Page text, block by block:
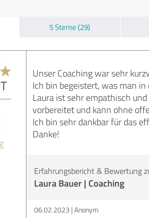
5 Sterne (29)
Unser Coaching war sehr
Ich bin begeistert, was man
Laura ist sehr empathisch
vorbereitet und kann ohne
Ich bin sehr dankbar für das
Danke!
Erfahrungsbericht & Bewertung
Laura Bauer | Coaching
06.02.2023 Anonym